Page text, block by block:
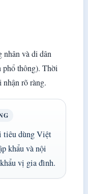
nhân và di dân
phổ thông). Thời
nhận rõ ràng.
tiêu dùng Việt
khẩu và nội
vị gia đình.